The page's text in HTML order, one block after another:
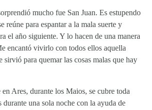
mucho fue San Juan. Es estupendo
reúne para espantar a la mala suerte y
el año siguiente. Y lo hacen de una manera
encantó vivirlo con todos ellos aquella
sirvió para quemar las cosas malas que hay
en Ares, durante los Maios, se cubre toda
durante una sola noche con la ayuda de